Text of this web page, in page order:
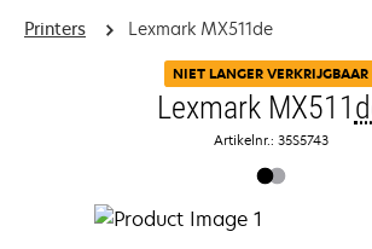
Printers Lexmark MX511de
NIET LANGER VERKRIJGBAAR
Lexmark MX511
Artikelnr.: 35S5743